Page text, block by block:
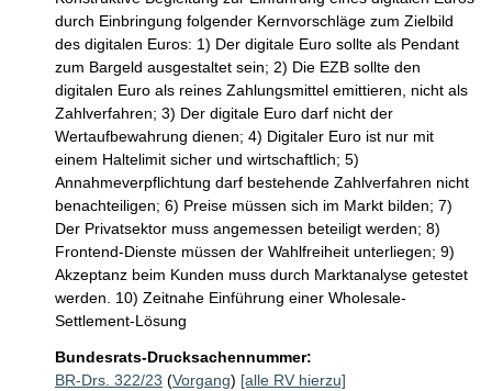
durch Einbringung folgender Kernvorschläge zum Zielbild
des digitalen Euros: 1) Der digitale Euro sollte als Pendant
zum Bargeld ausgestaltet sein; 2) Die EZB sollte den
digitalen Euro als reines Zahlungsmittel emittieren, nicht als
Zahlverfahren; 3) Der digitale Euro darf nicht der
Wertaufbewahrung dienen; 4) Digitaler Euro ist nur mit
einem Haltelimit sicher und wirtschaftlich; 5)
Annahmeverpflichtung darf bestehende Zahlverfahren nicht
benachteiligen; 6) Preise müssen sich im Markt bilden; 7)
Der Privatsektor muss angemessen beteiligt werden; 8)
Frontend-Dienste müssen der Wahlfreiheit unterliegen; 9)
Akzeptanz beim Kunden muss durch Marktanalyse getestet
werden. 10) Zeitnahe Einführung einer Wholesale-
Settlement-Lösung
Bundesrats-Drucksachennummer:
BR-Drs. 322/23 (Vorgang) [alle RV hierzu]